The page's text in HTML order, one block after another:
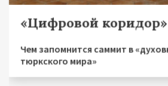
«Цифровой коридор»
Чем запомнится саммит в
тюркского мира»